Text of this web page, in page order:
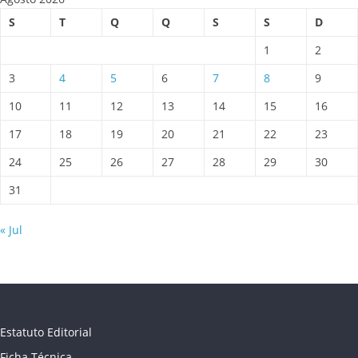
S
T Q Q S S
D
1
2
3
4 5 6 7 8
9
10
11 12 13 14 15
16
17
18 19 20 21 22
23
24
25 26 27 28 29
30
31
« Jul
Estatuto Editorial